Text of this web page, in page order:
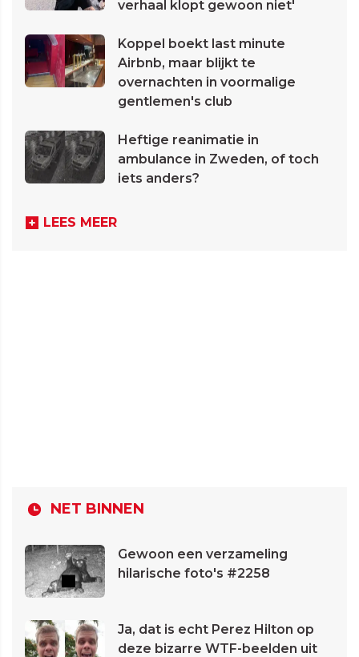
verhaal klopt gewoon niet'
Koppel boekt last minute
Airbnb, maar blijkt te
overnachten in voormalige
gentlemen's club
Heftige reanimatie in
ambulance in Zweden, of toch
iets anders?
LEES MEER
NET BINNEN
Gewoon een verzameling
hilarische foto's #2258
Ja, dat is echt Perez Hilton op
deze bizarre WTF-beelden uit